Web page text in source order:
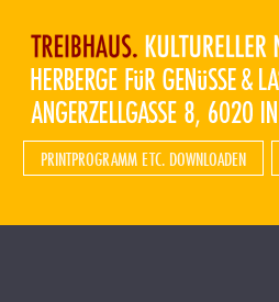
PRINTPROGRAMM ETC. DOWNLOADEN